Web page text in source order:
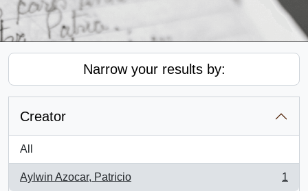
Narrow your results by:
Creator
All
Aylwin Azocar, Patricio
, 1 results
1